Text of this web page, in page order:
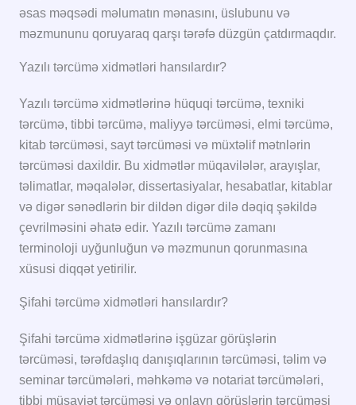
əsas məqsədi məlumatın mənasını, üslubunu və
məzmununu qoruyaraq qarşı tərəfə düzgün çatdırmaqdır.
Yazılı tərcümə xidmətləri hansılardır?
Yazılı tərcümə xidmətlərinə hüquqi tərcümə, texniki
tərcümə, tibbi tərcümə, maliyyə tərcüməsi, elmi tərcümə,
kitab tərcüməsi, sayt tərcüməsi və müxtəlif mətnlərin
tərcüməsi daxildir. Bu xidmətlər müqavilələr, arayışlar,
təlimatlar, məqalələr, dissertasiyalar, hesabatlar, kitablar
və digər sənədlərin bir dildən digər dilə dəqiq şəkildə
çevrilməsini əhatə edir. Yazılı tərcümə zamanı
terminoloji uyğunluğun və məzmunun qorunmasına
xüsusi diqqət yetirilir.
Şifahi tərcümə xidmətləri hansılardır?
Şifahi tərcümə xidmətlərinə işgüzar görüşlərin
tərcüməsi, tərəfdaşlıq danışıqlarının tərcüməsi, təlim və
seminar tərcümələri, məhkəmə və notariat tərcümələri,
tibbi müşayiət tərcüməsi və onlayn görüşlərin tərcüməsi